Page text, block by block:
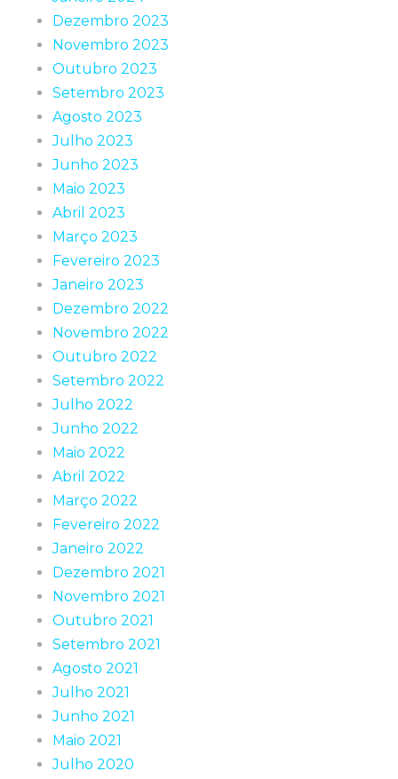
Dezembro 2023
Novembro 2023
Outubro 2023
Setembro 2023
Agosto 2023
Julho 2023
Junho 2023
Maio 2023
Abril 2023
Março 2023
Fevereiro 2023
Janeiro 2023
Dezembro 2022
Novembro 2022
Outubro 2022
Setembro 2022
Julho 2022
Junho 2022
Maio 2022
Abril 2022
Março 2022
Fevereiro 2022
Janeiro 2022
Dezembro 2021
Novembro 2021
Outubro 2021
Setembro 2021
Agosto 2021
Julho 2021
Junho 2021
Maio 2021
Julho 2020